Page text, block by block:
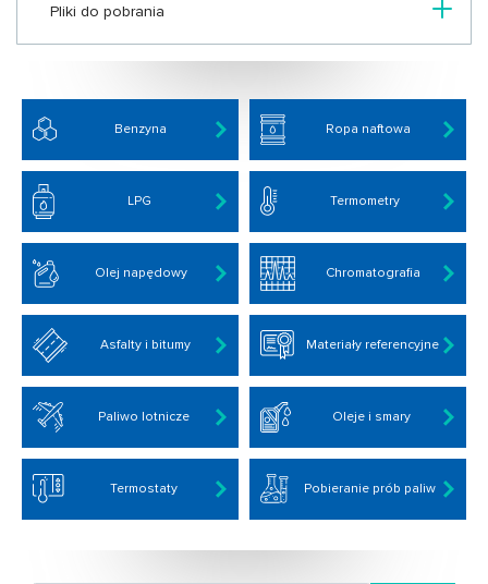
Pliki do pobrania
Benzyna Ropa naftowa
LPG Termometry
Olej napędowy Chromatografia
Asfalty i bitumy Materiały referencyjne
Paliwo lotnicze Oleje i smary
Termostaty Pobieranie prób paliw